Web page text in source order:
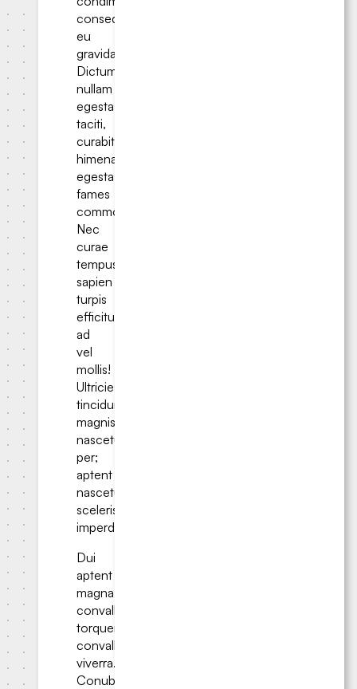
consequat
eu
gravida.
Dictumst
nullam
egestas
taciti,
curabitur
himenaeos
egestas
fames
commodo.
Nec
curae
tempus
sapien
turpis
efficitur
ad
vel
mollis!
Ultricies
tincidunt
magnis
nascetur
per;
aptent
nascetur
scelerisque
imperdiet.
Dui
aptent
magna
convallis
torquent
convallis
viverra.
Conubia